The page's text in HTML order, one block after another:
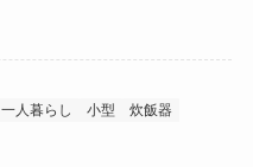
一人暮らし 小型 炊飯器